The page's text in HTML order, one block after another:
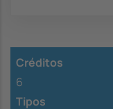
Créditos
6
Tipos